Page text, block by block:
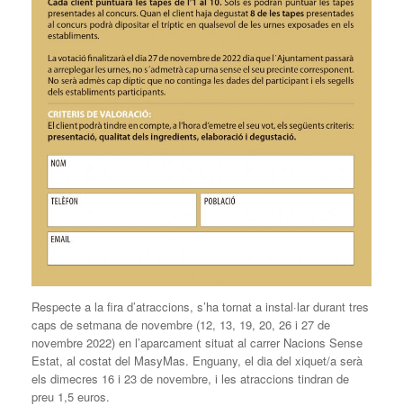
Respecte a la fira d’atraccions, s’ha tornat a instal·lar durant tres
caps de setmana de novembre (12, 13, 19, 20, 26 i 27 de
novembre 2022) en l’aparcament situat al carrer Nacions Sense
Estat, al costat del MasyMas. Enguany, el dia del xiquet/a serà
els dimecres 16 i 23 de novembre, i les atraccions tindran de
preu 1,5 euros.